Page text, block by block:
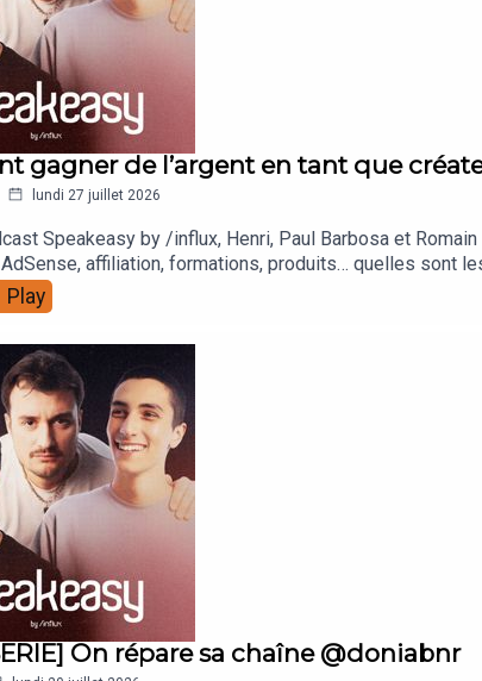
gagner de l’argent en tant que
lundi 27 juillet 2026
Speakeasy by /influx, Henri, Paul Barbosa et
affiliation, formations, produits… quelles sont
podcast audio : https://lnk.to/
Diagnostic", envoyer nous vos chaînes Youtube ici :
paulbarbosa/https://
© 2026 Tous droits réservés.
Play
On répare sa chaîne @doniabnr